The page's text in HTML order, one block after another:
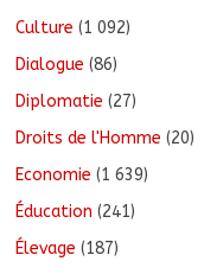
Culture (1 092)
Dialogue (86)
Diplomatie (27)
Droits de l'Homme (20)
Economie (1 639)
Éducation (241)
Élevage (187)